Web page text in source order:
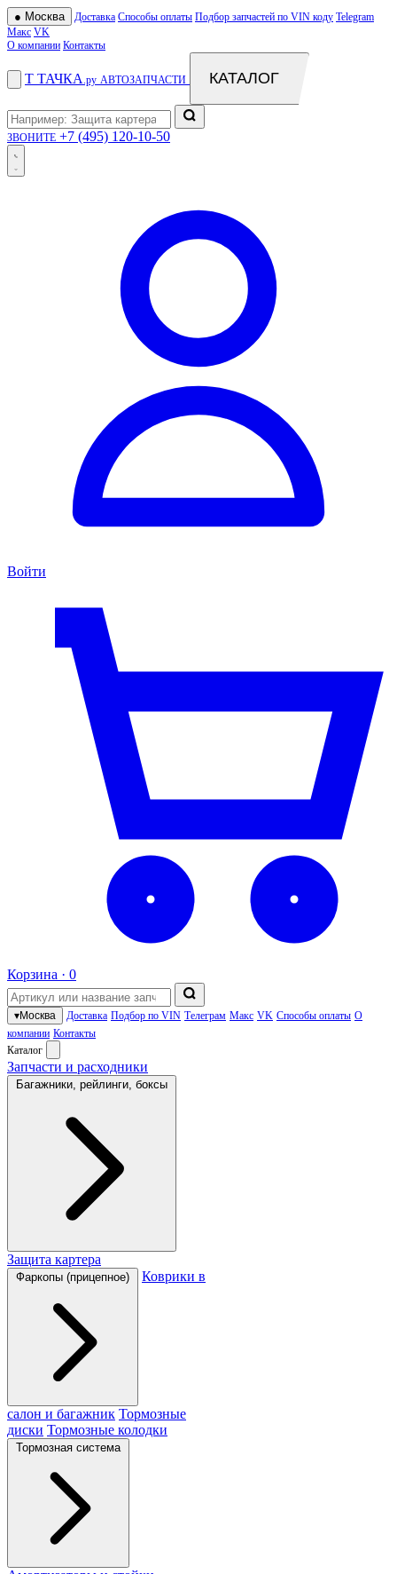
● Москва Доставка Способы оплаты Подбор запчастей по VIN коду Telegram
Макс VK
О компании Контакты
Т ТАЧКА .ру АВТОЗАПЧАСТИ КАТАЛОГ
ЗВОНИТЕ +7 (495) 120-10-50
Войти
Корзина · 0
▾Москва Доставка Подбор по VIN Телеграм Макс VK Способы оплаты О
компании Контакты
Каталог
Запчасти и расходники
Багажники, рейлинги, боксы
Защита картера
Фаркопы (прицепное) Коврики в
салон и багажник Тормозные
диски Тормозные колодки
Тормозная система